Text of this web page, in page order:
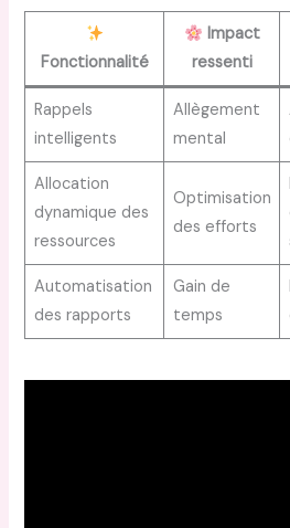
Fonctionnalité
Impact
ressenti
Rappels
intelligents
Allègement
mental
Allocation
dynamique des
ressources
Optimisation
des efforts
Automatisation
des rapports
Gain de
temps